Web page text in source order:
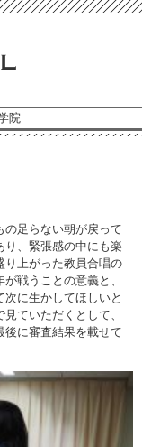
院
の足らない朝が戻って
り、緊張感の中にも楽
り上がった教員合唱の
戦うことの意義と、
に生かしてほしいと
ていただくとして、
後に審査結果を載せて